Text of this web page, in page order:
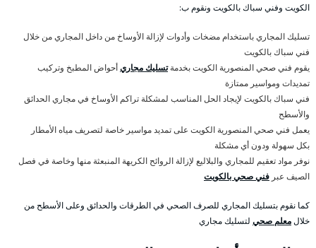
الكويت وفني سباك بالكويت ونقوم ب:
تسليك المجاري باستخدام مضخات وأدوات لإزالة الأوساخ من داخل المجاري من خلال
فني سباك بالكويت
يقوم فني صحي المنصورية الكويت بخدمةتسليك مجاريأحواض المطبخ وتركيب
تمديدات ومواسير ممتازة
فني سباك بالكويت لإيجاد الحل المناسب لمشكلة تراكم الأوساخ في مجاري الحدائق
والأسطح
يعمل فني صحي المنصورية الكويت على تمديد مواسير خاصة لتصريف مياه الأمطار
بكل سهولة ودون أي مشكلة
نوفر مواد تعقيم للمجاري والبلاليع لإزالة الروائح الكريهة المنبعثة منها وخاصة في فصل
الصيف عبر فني صحي بالكويت
كما نقوم بتسليك المجاري للصرف الصحي في الطرقات والحدائق وعلى الأسطح من
خلالمعلم صحي لتسليك مجاري